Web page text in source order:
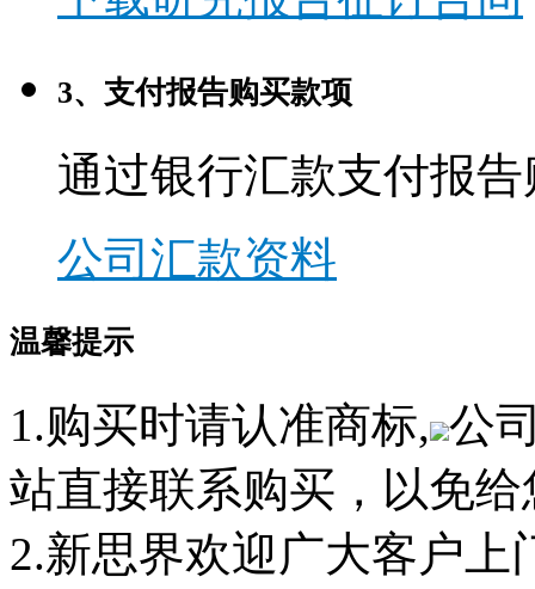
3、支付报告购买款项
通过银行汇款支付报
公司汇款资料
温馨提示
1.购买时请认准商标, 公
站直接联系购买，以免
2.新思界欢迎广大客户